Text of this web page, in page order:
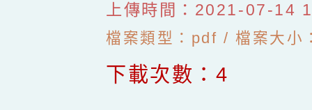
上傳時間：2021-07-14
檔案類型：pdf / 檔案大小
下載次數：4